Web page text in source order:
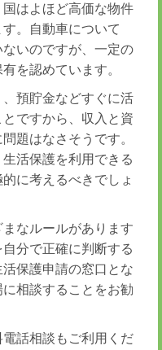
はよほど高価な物件
。自動車について
いのですが、一定の
を認めています。
預貯金などすぐに活
ですから、収入と資
題はなさそうです。
活保護を利用できる
に考えるべきでしょ
なルールがあります
分で正確に判断する
保護申請の窓口とな
相談することをお勧
話相談もご利用くだ